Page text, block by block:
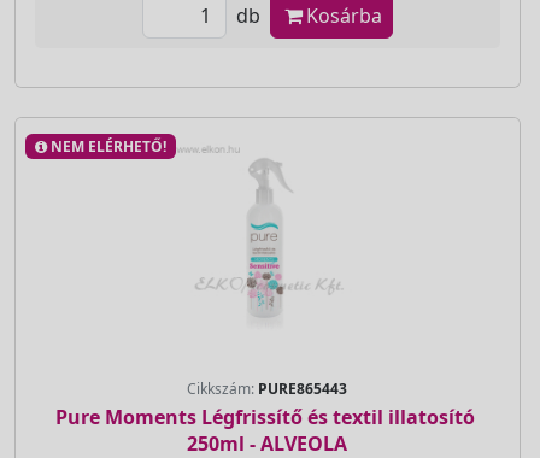
db Kosárba
NEM ELÉRHETŐ!
Cikkszám: PURE865443
Pure Moments Légfrissítő és textil illatosító 
250ml - ALVEOLA